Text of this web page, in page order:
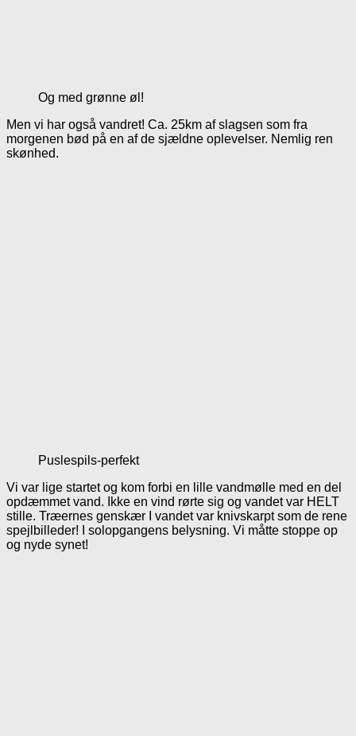
Og med grønne øl!
Men vi har også vandret! Ca. 25km af slagsen som fra
morgenen bød på en af de sjældne oplevelser. Nemlig ren
skønhed.
Puslespils-perfekt
Vi var lige startet og kom forbi en lille vandmølle med en del
opdæmmet vand. Ikke en vind rørte sig og vandet var HELT
stille. Træernes genskær I vandet var knivskarpt som de rene
spejlbilleder! I solopgangens belysning. Vi måtte stoppe op
og nyde synet!